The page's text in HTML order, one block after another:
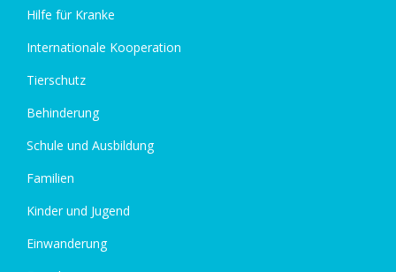
Hilfe für Kranke
Internationale Kooperation
Tierschutz
Behinderung
Schule und Ausbildung
Familien
Kinder und Jugend
Einwanderung